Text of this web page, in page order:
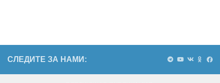
СЛЕДИТЕ ЗА НАМИ: